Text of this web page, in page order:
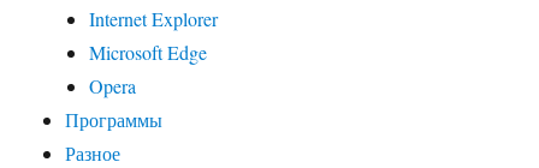
Internet Explorer
Microsoft Edge
Opera
Программы
Разное